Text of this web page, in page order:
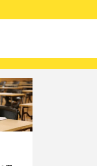
禁
・人身売買
強姦
助交際
せつ，わいせつ物頒布，淫
任
向精神薬
ッグ
転
火
転防止法違反
ー事件